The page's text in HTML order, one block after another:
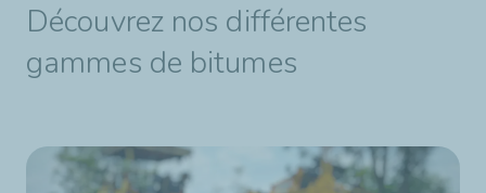
Découvrez nos différentes
gammes de bitumes